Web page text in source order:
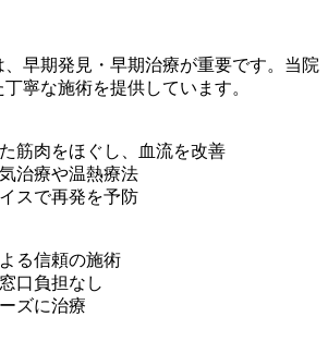
早期発見・早期治療が重要です。当院
寧な施術を提供しています。
筋肉をほぐし、血流を改善
治療や温熱療法
スで再発を予防
る信頼の施術
口負担なし
ズに治療